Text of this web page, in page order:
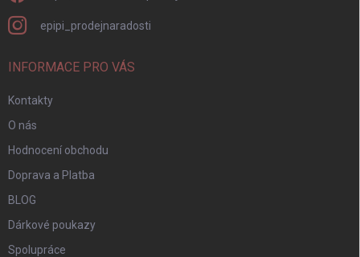
epipi_prodejnaradosti
INFORMACE PRO VÁS
Kontakty
O nás
Hodnocení obchodu
Doprava a Platba
BLOG
Dárkové poukazy
Spolupráce